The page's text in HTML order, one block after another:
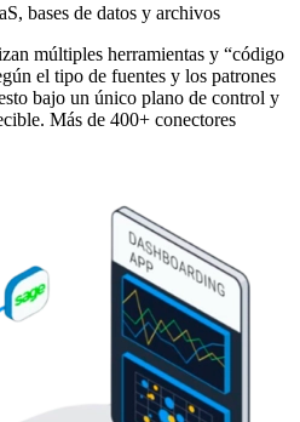
bases de datos y archivos
múltiples herramientas y “código
el tipo de fuentes y los patrones
bajo un único plano de control y
Más de 400+ conectores